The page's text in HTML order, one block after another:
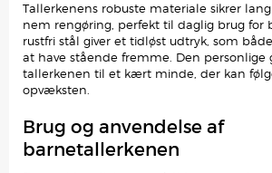
Tallerkenens robuste materiale sikrer
nem rengøring, perfekt til daglig brug for
rustfri stål giver et tidløst udtryk, som
at have stående fremme. Den personlige
tallerkenen til et kært minde, der kan
opvæksten.
Brug og anvendelse af
barnetallerkenen